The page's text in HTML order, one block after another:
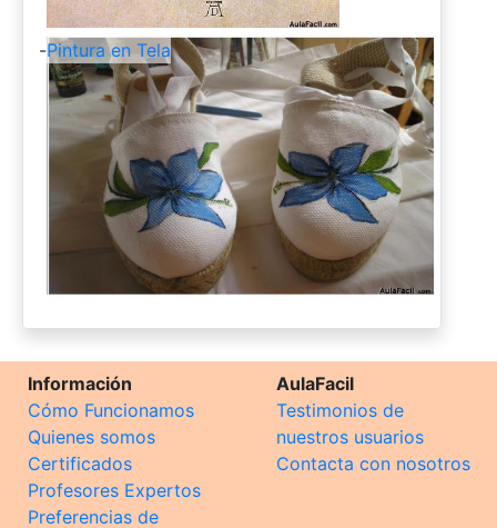
-Pintura en Tela
Información
Cómo Funcionamos
Quienes somos
Certificados
Profesores Expertos
Preferencias de
AulaFacil
Testimonios de
nuestros usuarios
Contacta con nosotros